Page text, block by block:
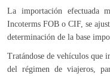
La importación efectuada
Incoterms FOB o CIF, se
determinación de la base
Tratándose de vehículos que
del régimen de viajeros,